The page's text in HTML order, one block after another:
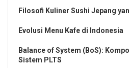
Filosofi Kuliner Sushi Jepang
Evolusi Menu Kafe di Indonesia
Balance of System (BoS):
Sistem PLTS